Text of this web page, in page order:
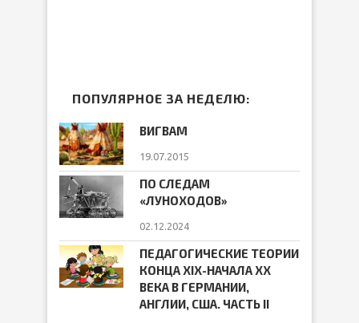
ПОПУЛЯРНОЕ ЗА НЕДЕЛЮ:
ВИГВАМ
19.07.2015
ПО СЛЕДАМ
«ЛУНОХОДОВ»
02.12.2024
ПЕДАГОГИЧЕСКИЕ ТЕОРИИ
КОНЦА ХIХ-НАЧАЛА ХХ
ВЕКА В ГЕРМАНИИ,
АНГЛИИ, США. ЧАСТЬ II